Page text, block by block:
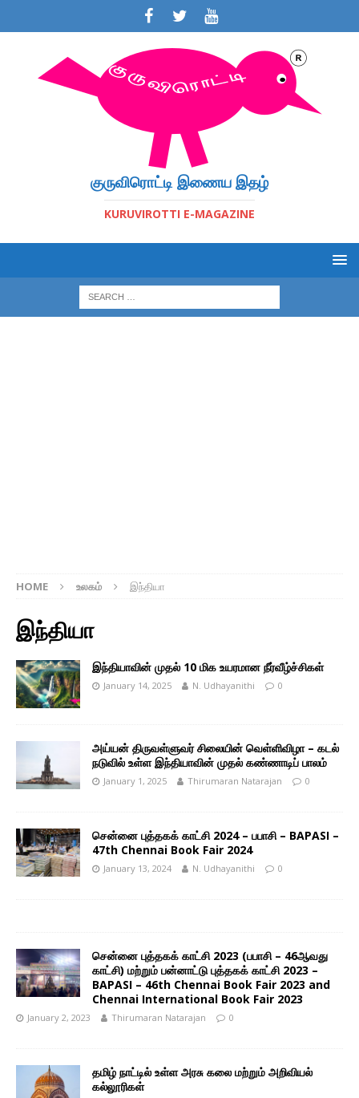
குருவிரொட்டி இணைய இதழ்
KURUVIROTTI E-MAGAZINE
HOME உலகம் இந்தியா
இந்தியா
இந்தியாவின் முதல் 10 மிக உயரமான நீர்வீழ்ச்சிகள்
January 14, 2025 N. Udhayanithi 0
அய்யன் திருவள்ளுவர் சிலையின் வெள்ளிவிழா – கடல்
நடுவில் உள்ள இந்தியாவின் முதல் கண்ணாடிப் பாலம்
January 1, 2025 Thirumaran Natarajan 0
சென்னை புத்தகக் காட்சி 2024 – பபாசி – BAPASI –
47th Chennai Book Fair 2024
January 13, 2024 N. Udhayanithi 0
சென்னை புத்தகக் காட்சி 2023 (பபாசி – 46ஆவது
காட்சி) மற்றும் பன்னாட்டு புத்தகக் காட்சி 2023 –
BAPASI – 46th Chennai Book Fair 2023 and
Chennai International Book Fair 2023
January 2, 2023 Thirumaran Natarajan 0
தமிழ் நாட்டில் உள்ள அரசு கலை மற்றும் அறிவியல்
கல்லூரிகள்